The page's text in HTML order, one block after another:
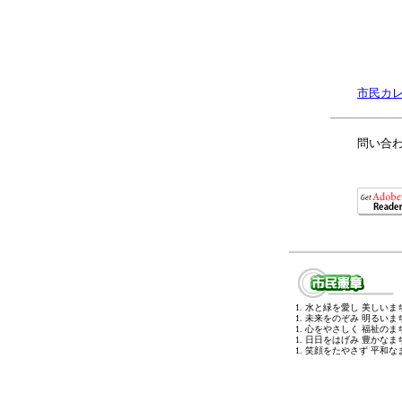
市民カ
問い合
1. 水と緑を愛し 美しいま
1. 未来をのぞみ 明るいま
1. 心をやさしく 福祉のま
1. 日日をはげみ 豊かなま
1. 笑顔をたやさず 平和な